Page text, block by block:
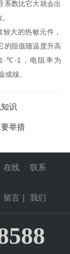
系数比它大就会出
大的热敏元件，
的阻值随温度升高
1，电阻率为
或镍。
识
举措
在线
留言
联系
我们